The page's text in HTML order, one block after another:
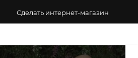
Сделать интернет-магазин